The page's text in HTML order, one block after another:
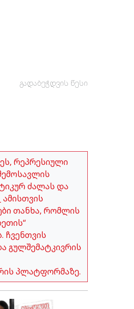
გადაბეჭდვის წესი
რეპრესიული
ძალას და
თანხა, რომლის
ჩვენთვის
გულშემატკივრის
პლატფორმაზე.